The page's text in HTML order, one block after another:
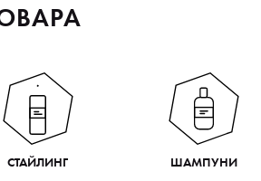
СТАЙЛИНГ ШАМПУНИ